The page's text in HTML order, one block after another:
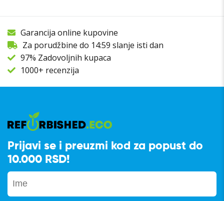
Garancija online kupovine
Za porudžbine do 14:59 slanje isti dan
97% Zadovoljnih kupaca
1000+ recenzija
Prijavi se i preuzmi kod za popust do
10.000 RSD!